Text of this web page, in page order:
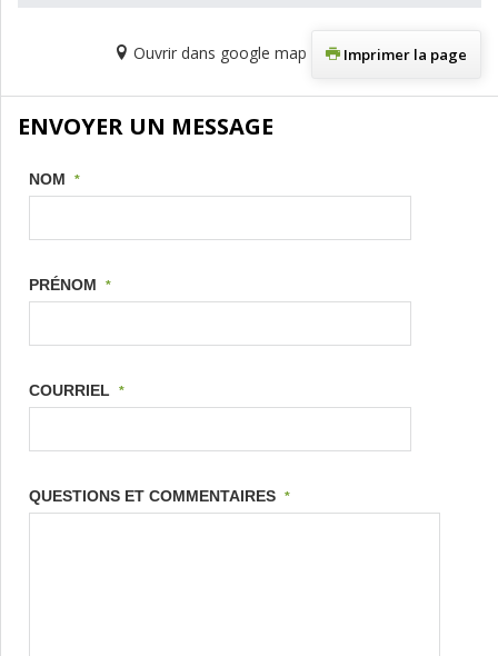
Ouvrir dans google map Imprimer la page
ENVOYER UN MESSAGE
NOM *
PRÉNOM *
COURRIEL *
QUESTIONS ET COMMENTAIRES *